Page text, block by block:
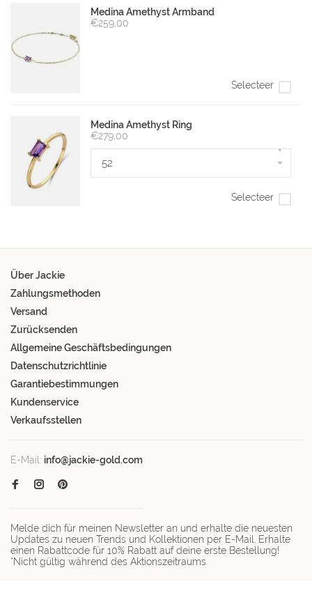
Medina Amethyst Armband
€259,00
Selecteer
Medina Amethyst Ring
€279,00
52
▾
Selecteer
Über Jackie
Zahlungsmethoden
Versand
Zurücksenden
Allgemeine Geschäftsbedingungen
Datenschutzrichtlinie
Garantiebestimmungen
Kundenservice
Verkaufsstellen
E-Mail: info@jackie-gold.com
Melde dich für meinen Newsletter an und erhalte die neuesten
Updates zu neuen Trends und Kollektionen per E-Mail. Erhalte
einen Rabattcode für 10% Rabatt auf deine erste Bestellung!
*Nicht gültig während des Aktionszeitraums.